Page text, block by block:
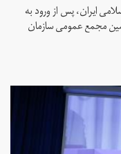
ایران، پس از ورود به
مجمع عمومی سازمان